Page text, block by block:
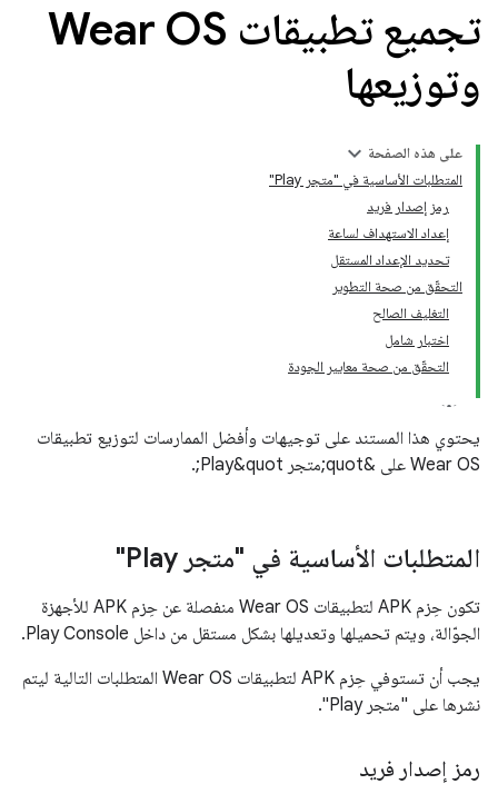
تجميع تطبيقات Wear OS
وتوزيعها
على هذه الصفحة
المتطلبات الأساسية في "متجر Play"
رمز إصدار فريد
إعداد الاستهداف لساعة
تحديد الإعداد المستقل
التحقّق من صحة التطوير
التغليف الصالح
اختبار شامل
التحقّق من صحة معايير الجودة
يحتوي هذا المستند على توجيهات وأفضل الممارسات لتوزيع تطبيقات
Wear OS على &quot;متجر Play&quot;.
المتطلبات الأساسية في "متجر Play"
تكون حِزم APK لتطبيقات Wear OS منفصلة عن حِزم APK للأجهزة
الجوّالة، ويتم تحميلها وتعديلها بشكل مستقل من داخل Play Console.
يجب أن تستوفي حِزم APK لتطبيقات Wear OS المتطلبات التالية ليتم
نشرها على "متجر Play".
رمز إصدار فريد